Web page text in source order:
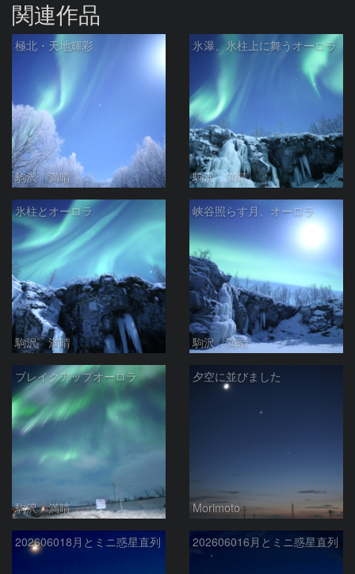
関連作品
極北・天地輝彩
駒沢 満晴
氷瀑、氷柱上に舞うオーロラ
駒沢 満晴
氷柱とオーロラ
駒沢 満晴
峡谷照らす月、オーロラ
駒沢 満晴
ブレイクアップオーロラ
駒沢 満晴
夕空に並びました
Morimoto
202606018月とミニ惑星直列 202606016月とミニ惑星直列